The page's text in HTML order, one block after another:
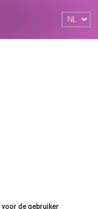
NL
de gebruiker